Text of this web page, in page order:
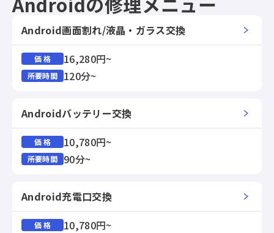
Android画面割れ/液晶・ガラス交換
価 格 16,280円~
所要時間 120分~
Androidバッテリー交換
価 格 10,780円~
所要時間 90分~
Android充電口交換
価 格 10,780円~